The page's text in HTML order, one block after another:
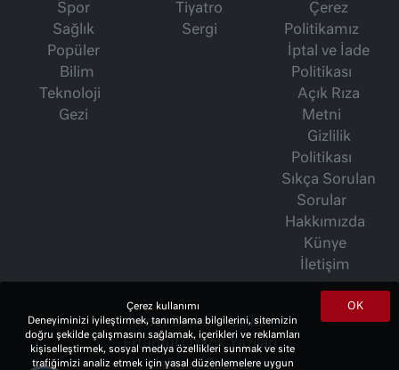
Spor
Sağlık
Popüler
Bilim
Teknoloji
Gezi
Tiyatro
Sergi
Çerez
Politikamız
İptal ve İade
Politikası
Açık Rıza
Metni
Gizlilik
Politikası
Sıkça Sorulan
Sorular
Hakkımızda
Künye
İletişim
İsmet Berkan Yazıları
Ertuğrul Özkök Yazıları
Haftalık Gazete
OK
Çerez kullanımı
Deneyiminizi iyileştirmek, tanımlama bilgilerini, sitemizin
doğru şekilde çalışmasını sağlamak, içerikleri ve reklamları
kişiselleştirmek, sosyal medya özellikleri sunmak ve site
trafiğimizi analiz etmek için yasal düzenlemelere uygun